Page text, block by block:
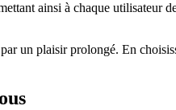
ainsi à chaque
un plaisir prolongé. En